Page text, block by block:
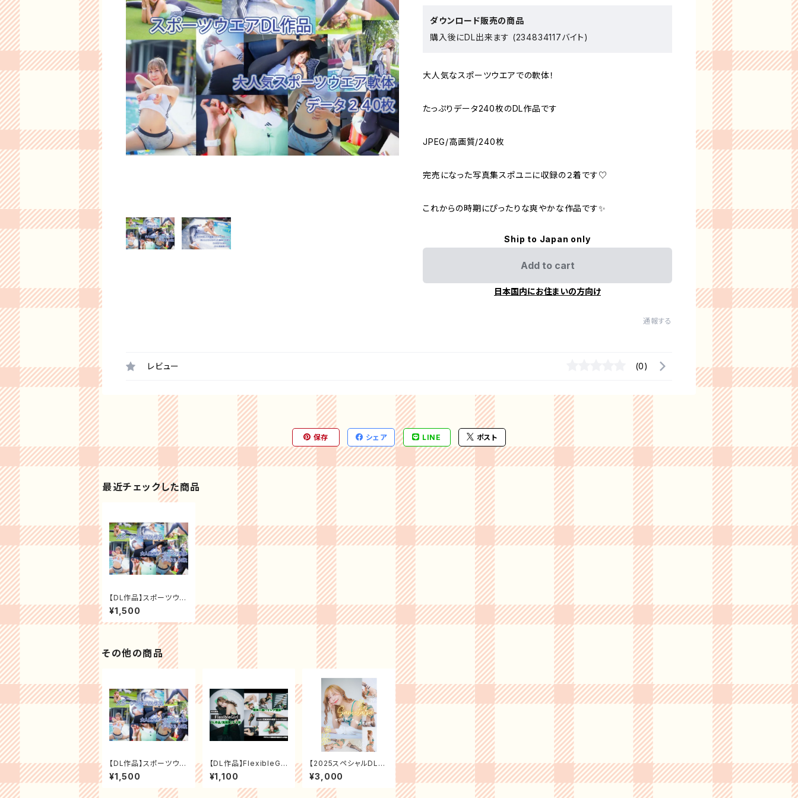
ダウンロード販売の商品
購入後にDL出来ます (234834117バイト)
大人気なスポーツウエアでの軟体！
たっぷりデータ240枚のDL作品です
JPEG/高画質/240枚
完売になった写真集スポユニに収録の２着です♡
これからの時期にぴったりな爽やかな作品です✨
Ship to Japan only
Add to cart
日本国内にお住まいの方向け
通報する
レビュー (0)
保存 シェア LINE ポスト
最近チェックした商品
【DL作品】スポーツウエ
ア【240枚】
¥1,500
その他の商品
【DL作品】スポーツウエ
ア【240枚】
¥1,500
【DL作品】FlexibleGirl
【89枚＋写真集制作秘
話9ページ】
¥1,100
【2025スペシャルDL作
品】サンビタリア【212枚
＋おまけ】
¥3,000